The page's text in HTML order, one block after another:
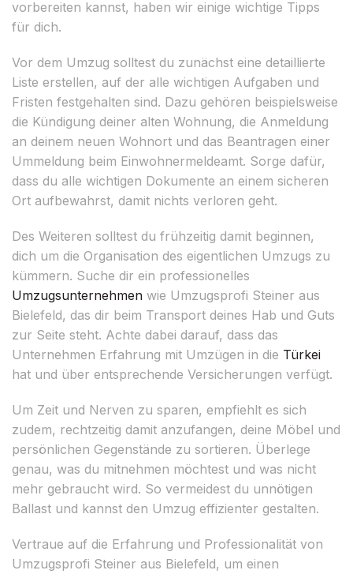
vorbereiten kannst, haben wir einige wichtige Tipps
für dich.
Vor dem Umzug solltest du zunächst eine detaillierte
Liste erstellen, auf der alle wichtigen Aufgaben und
Fristen festgehalten sind. Dazu gehören beispielsweise
die Kündigung deiner alten Wohnung, die Anmeldung
an deinem neuen Wohnort und das Beantragen einer
Ummeldung beim Einwohnermeldeamt. Sorge dafür,
dass du alle wichtigen Dokumente an einem sicheren
Ort aufbewahrst, damit nichts verloren geht.
Des Weiteren solltest du frühzeitig damit beginnen,
dich um die Organisation des eigentlichen Umzugs zu
kümmern. Suche dir ein professionelles
Umzugsunternehmen wie Umzugsprofi Steiner aus
Bielefeld, das dir beim Transport deines Hab und Guts
zur Seite steht. Achte dabei darauf, dass das
Unternehmen Erfahrung mit Umzügen in die Türkei
hat und über entsprechende Versicherungen verfügt.
Um Zeit und Nerven zu sparen, empfiehlt es sich
zudem, rechtzeitig damit anzufangen, deine Möbel und
persönlichen Gegenstände zu sortieren. Überlege
genau, was du mitnehmen möchtest und was nicht
mehr gebraucht wird. So vermeidest du unnötigen
Ballast und kannst den Umzug effizienter gestalten.
Vertraue auf die Erfahrung und Professionalität von
Umzugsprofi Steiner aus Bielefeld, um einen